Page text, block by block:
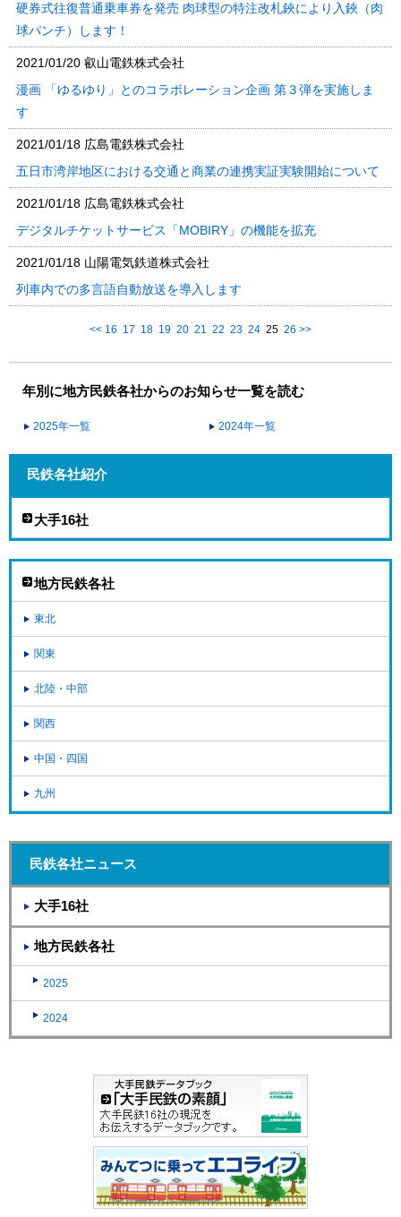
硬券式往復普通乗車券を発売 肉球型の特注改札鋏により入鋏（肉
球パンチ）します！
2021/01/20 叡山電鉄株式会社
漫画 「ゆるゆり」とのコラボレーション企画 第３弾を実施しま
す
2021/01/18 広島電鉄株式会社
五日市湾岸地区における交通と商業の連携実証実験開始について
2021/01/18 広島電鉄株式会社
デジタルチケットサービス「MOBIRY」の機能を拡充
2021/01/18 山陽電気鉄道株式会社
列車内での多言語自動放送を導入します
<< 16 17 18 19 20 21 22 23 24 25 26 >>
年別に地方民鉄各社からのお知らせ一覧を読む
2025年一覧 2024年一覧
民鉄各社紹介
大手16社
地方民鉄各社
東北
関東
北陸・中部
関西
中国・四国
九州
民鉄各社ニュース
大手16社
地方民鉄各社
2025
2024